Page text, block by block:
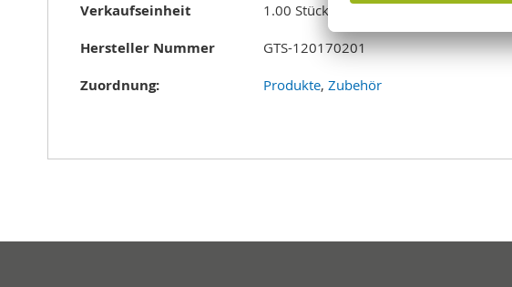
Verkaufseinheit 1.00 Stück
Hersteller Nummer GTS-120170201
Zuordnung: Produkte, Zubehör